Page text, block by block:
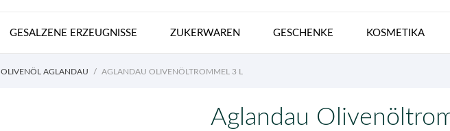
GESALZENE ERZEUGNISSE ZUKERWAREN GESCHENKE KOSMETIKA
OLIVENÖL AGLANDAU AGLANDAU OLIVENÖLTROMMEL 3 L
Aglandau